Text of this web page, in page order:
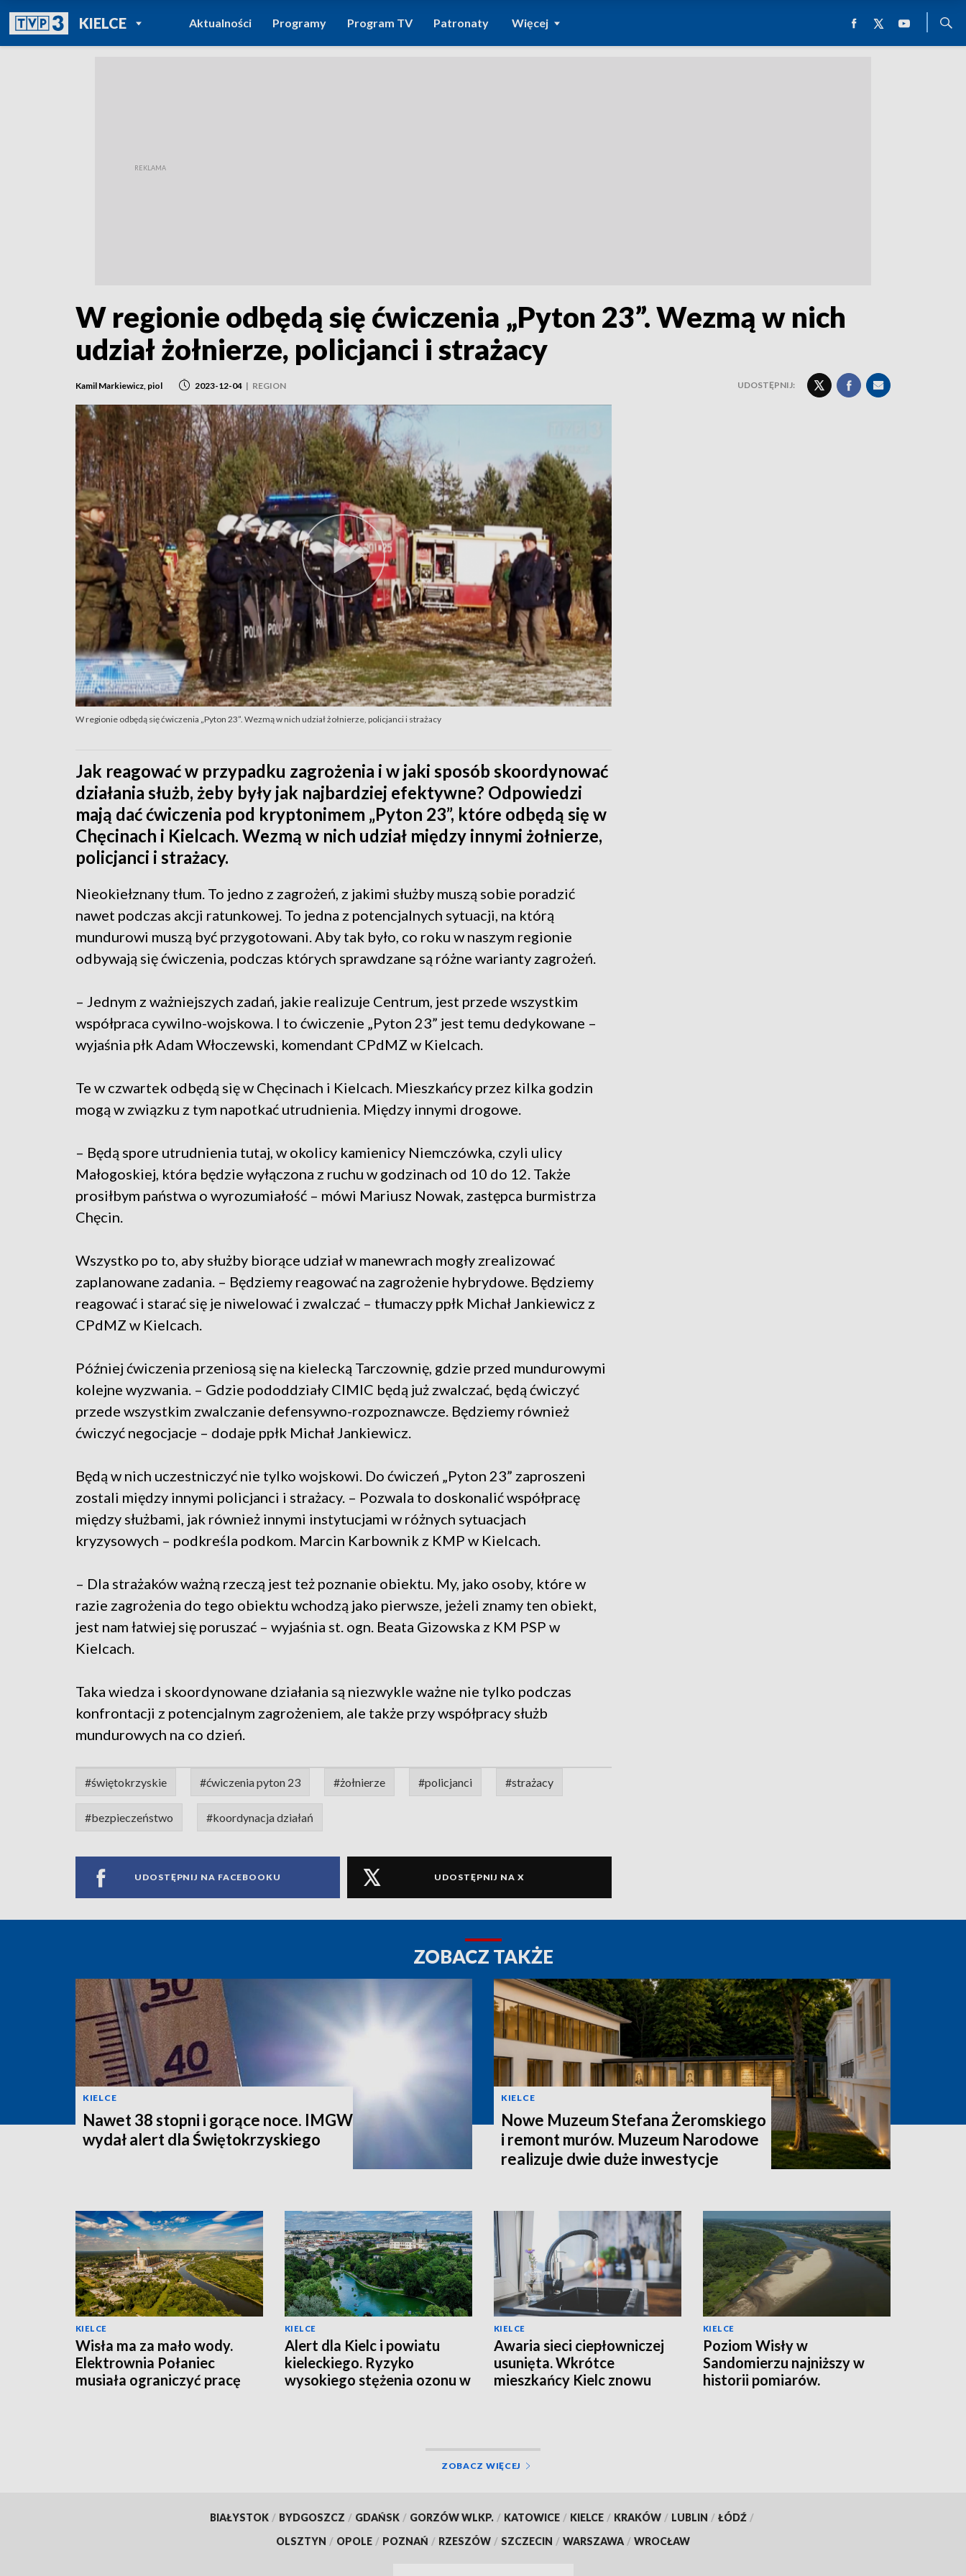
KIELCEPOWRÓT DO
TVP REGIONY
Aktualności Programy Program TV Patronaty Więcej
W regionie odbędą się ćwiczenia „Pyton 23”. Wezmą w nich
udział żołnierze, policjanci i strażacy
Kamil Markiewicz, piol 2023-12-04 | REGION UDOSTĘPNIJ:
W regionie odbędą się ćwiczenia „Pyton 23”. Wezmą w nich udział żołnierze, policjanci i strażacy
Jak reagować w przypadku zagrożenia i w jaki sposób skoordynować
działania służb, żeby były jak najbardziej efektywne? Odpowiedzi
mają dać ćwiczenia pod kryptonimem „Pyton 23”, które odbędą się w
Chęcinach i Kielcach. Wezmą w nich udział między innymi żołnierze,
policjanci i strażacy.
Nieokiełznany tłum. To jedno z zagrożeń, z jakimi służby muszą sobie poradzić
nawet podczas akcji ratunkowej. To jedna z potencjalnych sytuacji, na którą
mundurowi muszą być przygotowani. Aby tak było, co roku w naszym regionie
odbywają się ćwiczenia, podczas których sprawdzane są różne warianty zagrożeń.
– Jednym z ważniejszych zadań, jakie realizuje Centrum, jest przede wszystkim
współpraca cywilno-wojskowa. I to ćwiczenie „Pyton 23” jest temu dedykowane –
wyjaśnia płk Adam Włoczewski, komendant CPdMZ w Kielcach.
Te w czwartek odbędą się w Chęcinach i Kielcach. Mieszkańcy przez kilka godzin
mogą w związku z tym napotkać utrudnienia. Między innymi drogowe.
– Będą spore utrudnienia tutaj, w okolicy kamienicy Niemczówka, czyli ulicy
Małogoskiej, która będzie wyłączona z ruchu w godzinach od 10 do 12. Także
prosiłbym państwa o wyrozumiałość – mówi Mariusz Nowak, zastępca burmistrza
Chęcin.
Wszystko po to, aby służby biorące udział w manewrach mogły zrealizować
zaplanowane zadania. – Będziemy reagować na zagrożenie hybrydowe. Będziemy
reagować i starać się je niwelować i zwalczać – tłumaczy ppłk Michał Jankiewicz z
CPdMZ w Kielcach.
Później ćwiczenia przeniosą się na kielecką Tarczownię, gdzie przed mundurowymi
kolejne wyzwania. – Gdzie pododdziały CIMIC będą już zwalczać, będą ćwiczyć
przede wszystkim zwalczanie defensywno-rozpoznawcze. Będziemy również
ćwiczyć negocjacje – dodaje ppłk Michał Jankiewicz.
Będą w nich uczestniczyć nie tylko wojskowi. Do ćwiczeń „Pyton 23” zaproszeni
zostali między innymi policjanci i strażacy. – Pozwala to doskonalić współpracę
między służbami, jak również innymi instytucjami w różnych sytuacjach
kryzysowych – podkreśla podkom. Marcin Karbownik z KMP w Kielcach.
– Dla strażaków ważną rzeczą jest też poznanie obiektu. My, jako osoby, które w
razie zagrożenia do tego obiektu wchodzą jako pierwsze, jeżeli znamy ten obiekt,
jest nam łatwiej się poruszać – wyjaśnia st. ogn. Beata Gizowska z KM PSP w
Kielcach.
Taka wiedza i skoordynowane działania są niezwykle ważne nie tylko podczas
konfrontacji z potencjalnym zagrożeniem, ale także przy współpracy służb
mundurowych na co dzień.
#świętokrzyskie #ćwiczenia pyton 23 #żołnierze #policjanci #strażacy
#bezpieczeństwo #koordynacja działań
UDOSTĘPNIJ NA FACEBOOKU UDOSTĘPNIJ NA X
ZOBACZ TAKŻE
KIELCE
Nawet 38 stopni i gorące noce. IMGW
wydał alert dla Świętokrzyskiego
KIELCE
Nowe Muzeum Stefana Żeromskiego
i remont murów. Muzeum Narodowe
realizuje dwie duże inwestycje
KIELCE
Wisła ma za mało wody.
Elektrownia Połaniec
musiała ograniczyć pracę
KIELCE
Alert dla Kielc i powiatu
kieleckiego. Ryzyko
wysokiego stężenia ozonu w
KIELCE
Awaria sieci ciepłowniczej
usunięta. Wkrótce
mieszkańcy Kielc znowu
KIELCE
Poziom Wisły w
Sandomierzu najniższy w
historii pomiarów.
ZOBACZ WIĘCEJ
BIAŁYSTOK / BYDGOSZCZ / GDAŃSK / GORZÓW WLKP. / KATOWICE / KIELCE / KRAKÓW / LUBLIN / ŁÓDŹ /
OLSZTYN / OPOLE / POZNAŃ / RZESZÓW / SZCZECIN / WARSZAWA / WROCŁAW